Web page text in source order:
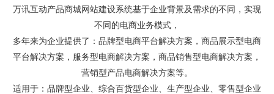
万讯互动产品商城网站建设系统基于企业背景及需求的不同，实现
不同的电商业务模式，
多年来为企业提供了：品牌型电商平台解决方案，商品展示型电商
平台解决方案，服务型电商解决方案，商品销售型电商解决方案，
营销型产品电商解决方案等。
适用于：品牌型企业、综合百货型企业、生产型企业、零售型企业